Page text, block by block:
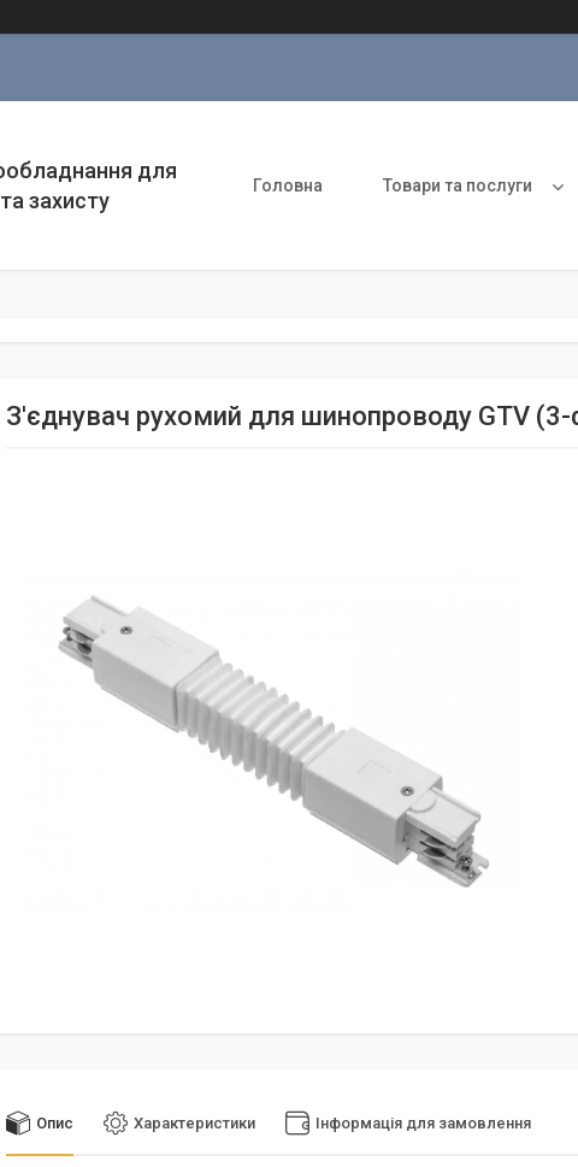
для
захисту
Головна Товари та послуги
З'єднувач рухомий для шинопроводу GTV
Опис Характеристики Інформація для замовлення